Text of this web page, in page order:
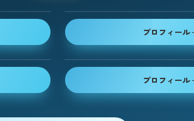
✦
プロフィール
✦
水城 湊
MIZUSHIRO MINATO
プロフィール